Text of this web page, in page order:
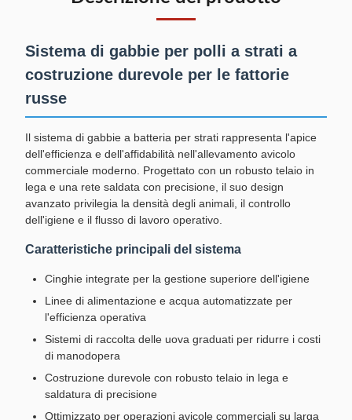
Sistema di gabbie per polli a strati a
costruzione durevole per le fattorie
russe
Il sistema di gabbie a batteria per strati rappresenta l'apice
dell'efficienza e dell'affidabilità nell'allevamento avicolo
commerciale moderno. Progettato con un robusto telaio in
lega e una rete saldata con precisione, il suo design
avanzato privilegia la densità degli animali, il controllo
dell'igiene e il flusso di lavoro operativo.
Caratteristiche principali del sistema
Cinghie integrate per la gestione superiore dell'igiene
Linee di alimentazione e acqua automatizzate per
l'efficienza operativa
Sistemi di raccolta delle uova graduati per ridurre i costi
di manodopera
Costruzione durevole con robusto telaio in lega e
saldatura di precisione
Ottimizzato per operazioni avicole commerciali su larga